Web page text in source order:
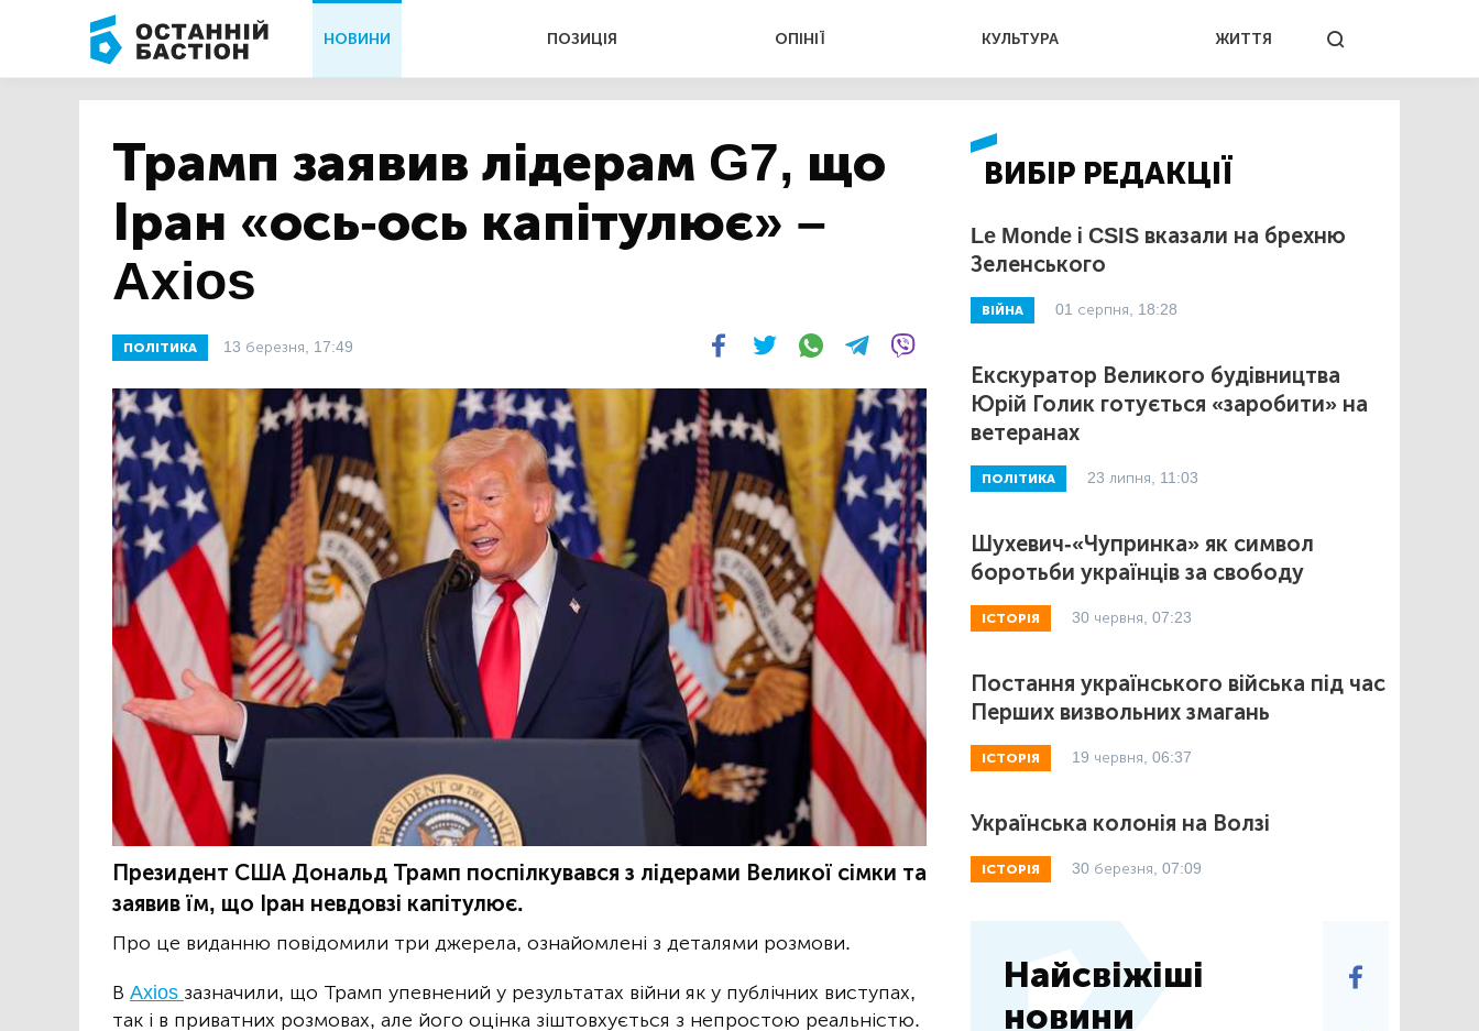
НОВИНИ ПОЗИЦІЯ ОПІНІЇ КУЛЬТУРА ЖИТТЯ
Трамп заявив лідерам G7, що
Іран «ось-ось капітулює» –
Axios
ПОЛІТИКА 13 березня, 17:49
Президент США Дональд Трамп поспілкувався з лідерами Великої сімки та
заявив їм, що Іран невдовзі капітулює.
Про це виданню повідомили три джерела, ознайомлені з деталями розмови.
В Axios зазначили, що Трамп упевнений у результатах війни як у публічних виступах,
так і в приватних розмовах, але його оцінка зіштовхується з непростою реальністю.
ВИБІР РЕДАКЦІЇ
Le Monde і CSIS вказали на брехню
Зеленського
ВІЙНА 01 серпня, 18:28
Екскуратор Великого будівництва
Юрій Голик готується «заробити» на
ветеранах
ПОЛІТИКА 23 липня, 11:03
Шухевич-«Чупринка» як символ
боротьби українців за свободу
ІСТОРІЯ 30 червня, 07:23
Постання українського війська під час
Перших визвольних змагань
ІСТОРІЯ 19 червня, 06:37
Українська колонія на Волзі
ІСТОРІЯ 30 березня, 07:09
Найсвіжіші
новини